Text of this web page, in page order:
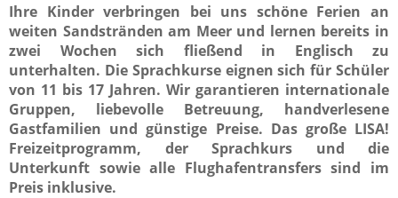
Ihre Kinder verbringen bei uns schöne Ferien an
weiten Sandstränden am Meer und lernen bereits in
zwei Wochen sich fließend in Englisch zu
unterhalten. Die Sprachkurse eignen sich für Schüler
von 11 bis 17 Jahren. Wir garantieren internationale
Gruppen, liebevolle Betreuung, handverlesene
Gastfamilien und günstige Preise. Das große LISA!
Freizeitprogramm, der Sprachkurs und die
Unterkunft sowie alle Flughafentransfers sind im
Preis inklusive.